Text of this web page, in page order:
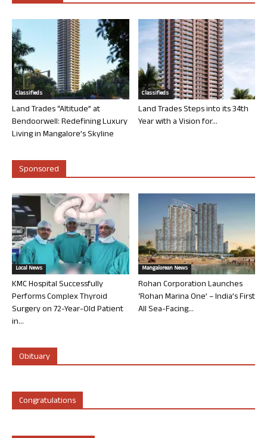
Classifieds
Land Trades “Altitude” at
Bendoorwell: Redefining Luxury
Living in Mangalore’s Skyline
Classifieds
Land Trades Steps into its 34th
Year with a Vision for...
Sponsored
Local News
KMC Hospital Successfully
Performs Complex Thyroid
Surgery on 72-Year-Old Patient
in...
Mangalorean News
Rohan Corporation Launches
‘Rohan Marina One’ – India’s First
All Sea-Facing...
Obituary
Congratulations